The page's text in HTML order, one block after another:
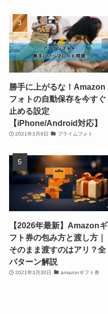
勝手に上がるな！Amazon
フォトの自動保存を今すぐ
止める設定
【iPhone/Android対応】
2021年3月9日 プライムフォト
【2026年最新】Amazonギ
フト券の包み方と渡し方｜
そのまま渡すのはアリ？全
パターン解説
2021年3月30日 amazonギフト券